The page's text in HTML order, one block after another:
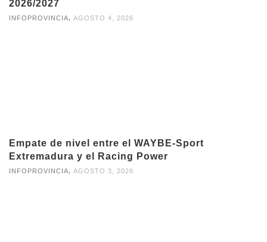
2026/2027
INFOPROVINCIA AGOSTO 4, 2026
Empate de nivel entre el WAYBE-Sport
Extremadura y el Racing Power
INFOPROVINCIA, AGOSTO 3, 2026